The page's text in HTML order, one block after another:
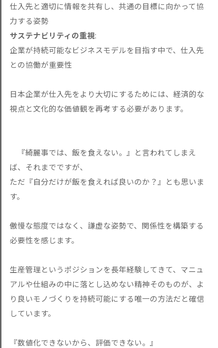
仕入先と適切に情報を共有し、共通の目標に向かって協
力する姿勢
サステナビリティの重視:
企業が持続可能なビジネスモデルを目指す中で、仕入先
との協働が重要性
日本企業が仕入先をより大切にするためには、経済的な
視点と文化的な価値観を再考する必要があります。
『綺麗事では、飯を食えない。』と言われてしまえ
ば、それまでですが、
ただ『自分だけが飯を食えれば良いのか？』とも思いま
す。
傲慢な態度ではなく、謙虚な姿勢で、関係性を構築する
必要性を感じます。
生産管理というポジションを長年経験してきて、マニュ
アルや仕組みの中に落とし込めない精神そのものが、よ
り良いモノづくりを持続可能にする唯一の方法だと確信
しています。
『数値化できないから、評価できない。』